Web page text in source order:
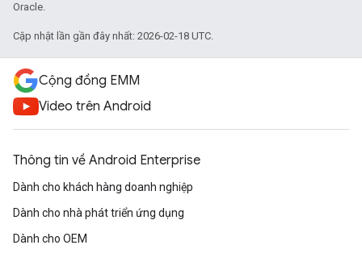
Oracle.
Cập nhật lần gần đây nhất: 2026-02-18 UTC.
Cộng đồng EMM
Video trên Android
Thông tin về Android Enterprise
Dành cho khách hàng doanh nghiệp
Dành cho nhà phát triển ứng dụng
Dành cho OEM